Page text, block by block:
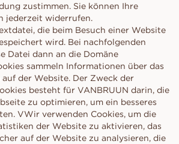
zustimmen. Sie können Ihre
jederzeit widerrufen.
die beim Besuch einer Website
wird. Bei nachfolgenden
Datei dann an die Domäne
sammeln Informationen über das
der Website. Der Zweck der
besteht für VANBRUUN darin, die
zu optimieren, um ein besseres
VWir verwenden Cookies, um die
der Website zu aktivieren, das
auf der Website zu analysieren, die